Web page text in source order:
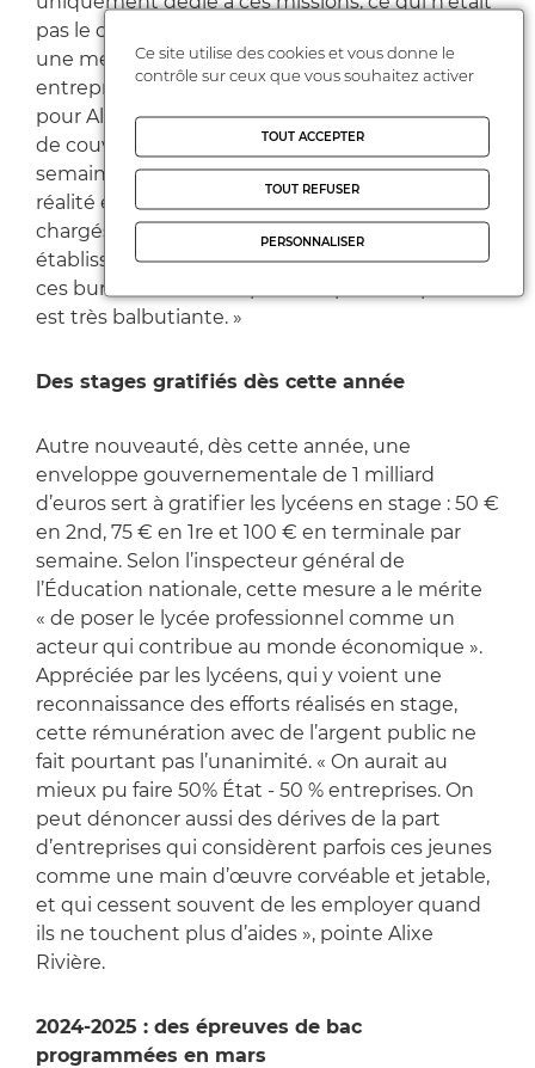
pas le cas auparavant. Cela va aussi apporter
une meilleure visibilité au niveau des
entreprises et faciliter les partenariats ». Mais
pour Alixe Rivière, « ces nominations sont loin
de couvrir les besoins, et ce d’autant que les
semaines de stage sont plus nombreuses. La
réalité est qu’on voit surtout des professeurs
chargés de cette mission sur deux à trois
établissements et que la communication sur
ces bureaux des entreprises auprès des parents
est très balbutiante. »
Des stages gratifiés dès cette année
Autre nouveauté, dès cette année, une
enveloppe gouvernementale de 1 milliard
d’euros sert à gratifier les lycéens en stage : 50 €
en 2nd, 75 € en 1re et 100 € en terminale par
semaine. Selon l’inspecteur général de
l’Éducation nationale, cette mesure a le mérite
« de poser le lycée professionnel comme un
acteur qui contribue au monde économique ».
Appréciée par les lycéens, qui y voient une
reconnaissance des efforts réalisés en stage,
cette rémunération avec de l’argent public ne
fait pourtant pas l’unanimité. « On aurait au
mieux pu faire 50% État - 50 % entreprises. On
peut dénoncer aussi des dérives de la part
d’entreprises qui considèrent parfois ces jeunes
comme une main d’œuvre corvéable et jetable,
et qui cessent souvent de les employer quand
ils ne touchent plus d’aides », pointe Alixe
Rivière.
2024-2025 : des épreuves de bac
programmées en mars
Ce site utilise des cookies et vous donne le
contrôle sur ceux que vous souhaitez activer
TOUT ACCEPTER
TOUT REFUSER
PERSONNALISER